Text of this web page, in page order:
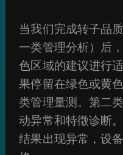
当我们完成转子品
一类管理分析）后
色区域的建议进行
果停留在绿色或黄
类管理量测。第二
动异常和特徵诊断
结果出现异常，设